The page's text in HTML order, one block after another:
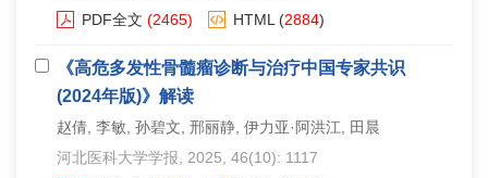
PDF全文 (2465) HTML (2884)
《高危多发性骨髓瘤诊断与治疗中国专家共识
(2024年版)》解读
赵倩, 李敏, 孙碧文, 邢丽静, 伊力亚·阿洪江, 田晨
河北医科大学学报 , 2025, 46(10): 1117